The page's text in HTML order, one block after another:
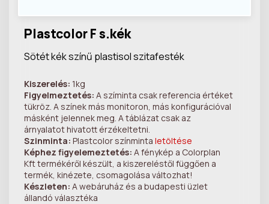
Plastcolor F s.kék
Sötét kék színű plastisol szitafesték
Kiszerelés: 1kg
Figyelmeztetés: A szíminta csak referencia értéket
tükröz. A színek más monitoron, más konfigurációval
másként jelennek meg. A táblázat csak az
árnyalatot hivatott érzékeltetni.
Szinminta: Plastcolor színminta letöltése
Képhez figyelemeztetés: A fénykép a Colorplan
Kft termékéről készült, a kiszereléstől függően a
termék, kinézete, csomagolása változhat!
Készleten: A webáruház és a budapesti üzlet
állandó választéka